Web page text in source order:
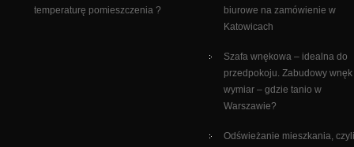
temperaturę pomieszczenia ?
biurowe na zamówienie w
Katowicach
Szafa wnękowa – idealna do
przedpokoju. Zabudowy
wymiar – gdzie tanio w
Warszawie?
Odświeżanie mieszkania,